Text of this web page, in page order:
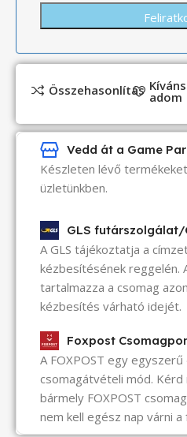
Összehasonlítás adom
Vedd át a Game
Készleten lévő
üzletünkben.
GLS futárszolgálat/
A GLS tájékoztatja a
kézbesítésének reggelén.
tartalmazza a csomag
kézbesítés várható idejét.
Foxpost
A FOXPOST egy
csomagátvételi mód.
bármely FOXPOST
nem kell egész nap várni a